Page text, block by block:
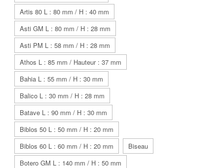
Artis 80 L : 80 mm / H : 40 mm
Asti GM L : 80 mm / H : 28 mm
Asti PM L : 58 mm / H : 28 mm
Athos L : 85 mm / Hauteur : 37 mm
Bahia L : 55 mm / H : 30 mm
Balico L : 30 mm / H : 28 mm
Batave L : 90 mm / H : 30 mm
Biblos 50 L : 50 mm / H : 20 mm
Biblos 60 L : 60 mm / H : 20 mm
Biseau
Botero GM L : 140 mm / H : 50 mm